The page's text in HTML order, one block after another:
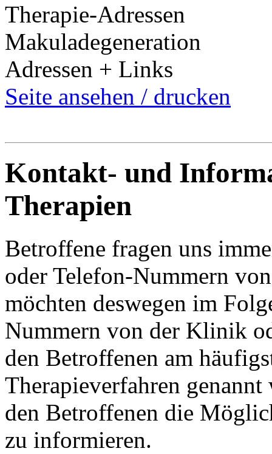
Therapie-Adressen
Makuladegeneration
Adressen + Links
Seite ansehen / drucken
Kontakt- und
Therapien
Betroffene fragen uns
oder Telefon-Nummern
möchten deswegen im
Nummern von der Klinik
den Betroffenen am
Therapieverfahren
den Betroffenen die
zu informieren.